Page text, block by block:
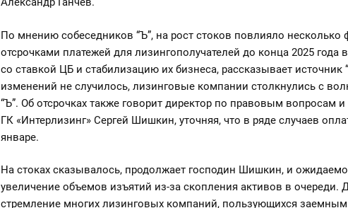
По мнению собеседников “Ъ”, на рост стоков повлияло
отсрочками платежей для лизингополучателей до конца 2025 года
со ставкой ЦБ и стабилизацию их бизнеса, рассказывает источник
изменений не случилось, лизинговые компании столкнулись с
“Ъ”. Об отсрочках также говорит директор по правовым вопросам
ГК «Интерлизинг» Сергей Шишкин, уточняя, что в ряде случаев
январе.
На стоках сказывалось, продолжает господин Шишкин, и
увеличение объемов изъятий из-за скопления активов в
стремление многих лизинговых компаний, пользующихся